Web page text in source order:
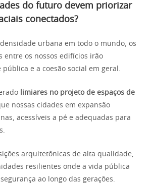
do futuro devem priorizar
conectados?
urbana em todo o mundo, os
entre os nossos edifícios irão
e a coesão social em geral.
limiares no projeto de espaços de
nossas cidades em expansão
acessíveis a pé e adequadas para
arquitetônicas de alta qualidade,
resilientes onde a vida pública
ao longo das gerações.